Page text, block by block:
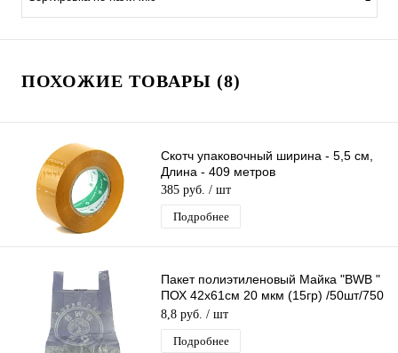
ПОХОЖИЕ ТОВАРЫ (8)
Скотч упаковочный ширина - 5,5 см,
Длина - 409 метров
385 руб. / шт
Подробнее
Пакет полиэтиленовый Майка "BWB "
ПОХ 42х61см 20 мкм (15гр) /50шт/750
шт*меш, 1ШТ.
8,8 руб. / шт
Подробнее